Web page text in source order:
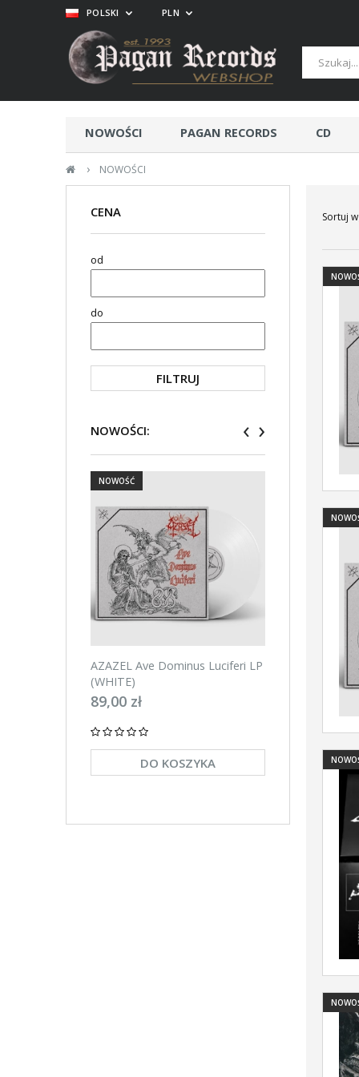
NOWOŚCI PAGAN RECORDS CD
› NOWOŚCI
POLSKI PLN
CENA
od
do
FILTRUJ
NOWOŚCI:
AZAZEL Ave Dominus Luciferi LP
(WHITE)
89,00 zł
DO KOSZYKA
NOWOŚĆ
AZAZEL Ave
DO
‹ ›
Sortuj